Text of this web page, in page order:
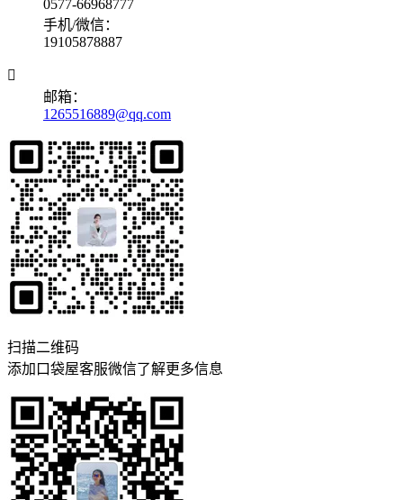
0577-66968777
手机/微信：
19105878887

邮箱：
1265516889@qq.com
扫描二维码
添加口袋屋客服微信了解更多信息